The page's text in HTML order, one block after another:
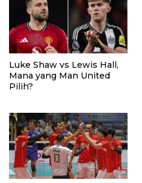
Luke Shaw vs Lewis Hall,
Mana yang Man United
Pilih?